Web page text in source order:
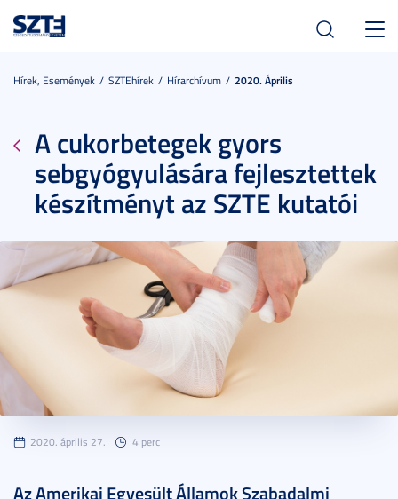
Hírek, Események SZTEhírek Hírarchívum 2020. Április
A cukorbetegek gyors
sebgyógyulására fejlesztettek
készítményt az SZTE kutatói
2020. április 27. 4 perc
Az Amerikai Egyesült Államok Szabadalmi